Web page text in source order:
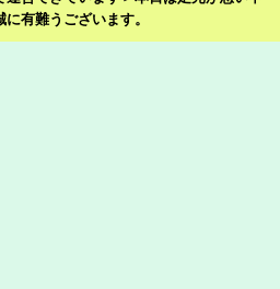
に有難うございます。